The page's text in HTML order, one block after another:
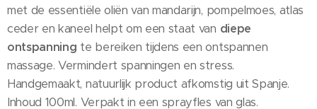
met de essentiële oliën van mandarijn, pompelmoes, atlas
ceder en kaneel helpt om een staat van diepe
ontspanning te bereiken tijdens een ontspannen
massage. Vermindert spanningen en stress.
Handgemaakt, natuurlijk product afkomstig uit Spanje.
Inhoud 100ml. Verpakt in een sprayfles van glas.